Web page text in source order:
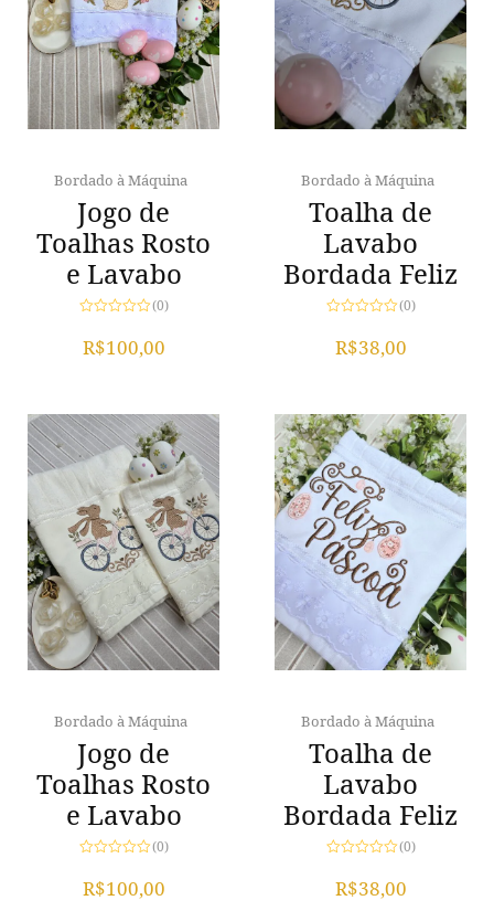
Bordado à Máquina
Jogo de
Toalhas Rosto
e Lavabo
de
(0)
R$100,00
Bordado à Máquina
Toalha de
Lavabo
Bordada Feliz
de
(0)
R$38,00
Bordado à Máquina
Jogo de
Toalhas Rosto
e Lavabo
de
(0)
R$100,00
Bordado à Máquina
Toalha de
Lavabo
Bordada Feliz
de
(0)
R$38,00